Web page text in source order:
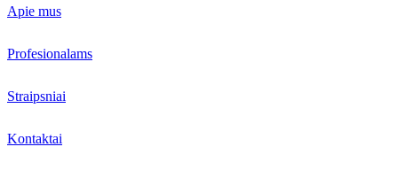
Apie mus
Profesionalams
Straipsniai
Kontaktai